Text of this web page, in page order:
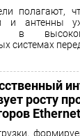
полагают,
и антенны
в
системах
росту